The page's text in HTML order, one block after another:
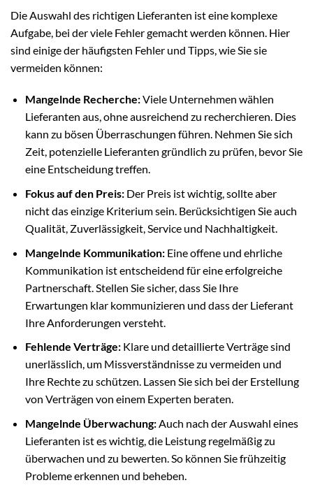
Die Auswahl des richtigen Lieferanten ist eine komplexe
Aufgabe, bei der viele Fehler gemacht werden können. Hier
sind einige der häufigsten Fehler und Tipps, wie Sie sie
vermeiden können:
Mangelnde Recherche:Viele Unternehmen wählen
Lieferanten aus, ohne ausreichend zu recherchieren. Dies
kann zu bösen Überraschungen führen. Nehmen Sie sich
Zeit, potenzielle Lieferanten gründlich zu prüfen, bevor Sie
eine Entscheidung treffen.
Fokus auf den Preis:Der Preis ist wichtig, sollte aber
nicht das einzige Kriterium sein. Berücksichtigen Sie auch
Qualität, Zuverlässigkeit, Service und Nachhaltigkeit.
Mangelnde Kommunikation:Eine offene und ehrliche
Kommunikation ist entscheidend für eine erfolgreiche
Partnerschaft. Stellen Sie sicher, dass Sie Ihre
Erwartungen klar kommunizieren und dass der Lieferant
Ihre Anforderungen versteht.
Fehlende Verträge:Klare und detaillierte Verträge sind
unerlässlich, um Missverständnisse zu vermeiden und
Ihre Rechte zu schützen. Lassen Sie sich bei der Erstellung
von Verträgen von einem Experten beraten.
Mangelnde Überwachung:Auch nach der Auswahl eines
Lieferanten ist es wichtig, die Leistung regelmäßig zu
überwachen und zu bewerten. So können Sie frühzeitig
Probleme erkennen und beheben.